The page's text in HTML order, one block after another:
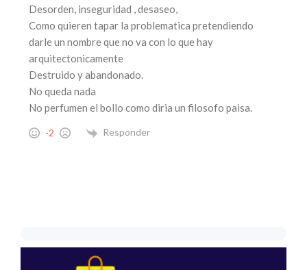
Desorden, inseguridad , desaseo,
Como quieren tapar la problematica pretendiendo
darle un nombre que no va con lo que hay
arquitectonicamente
Destruido y abandonado.
No queda nada
No perfumen el bollo como diria un filosofo paisa.
-2 Responder